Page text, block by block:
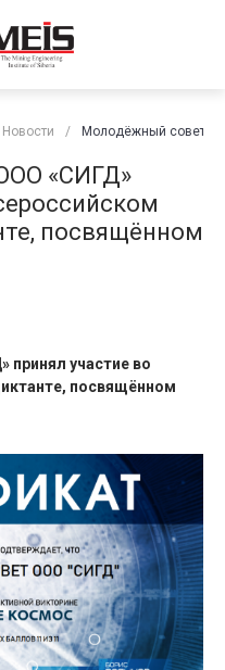
Новости / Молодёжный совет
«СИГД»
посвящённом
участие во
посвящённом